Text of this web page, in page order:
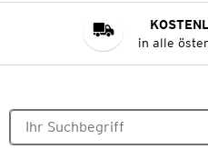
in alle